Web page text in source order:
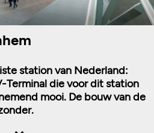
station van Nederland:
Terminal die voor dit station
mooi. De bouw van de